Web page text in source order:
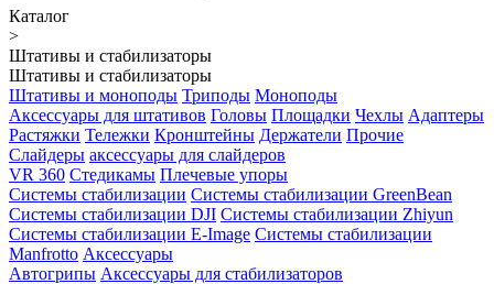
Каталог
>
Штативы и стабилизаторы
Штативы и стабилизаторы
Штативы и моноподы Триподы Моноподы
Аксессуары для штативов Головы Площадки Чехлы Адаптеры
Растяжки Тележки Кронштейны Держатели Прочие
Слайдеры аксессуары для слайдеров
VR 360 Стедикамы Плечевые упоры
Системы стабилизации Системы стабилизации GreenBean
Системы стабилизации DJI Системы стабилизации Zhiyun
Системы стабилизации E-Image Системы стабилизации
Manfrotto Аксессуары
Автогрипы Аксессуары для стабилизаторов